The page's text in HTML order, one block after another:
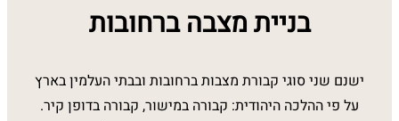
בניית מצבה ברחובות
ישנם שני סוגי קבורת מצבות ברחובות ובבתי העלמין בארץ
על פי ההלכה היהודית: קבורה במישור, קבורה בדופן קיר.